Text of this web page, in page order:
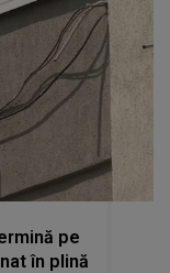
pe
în plină